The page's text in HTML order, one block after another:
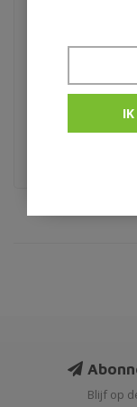
Blijf op